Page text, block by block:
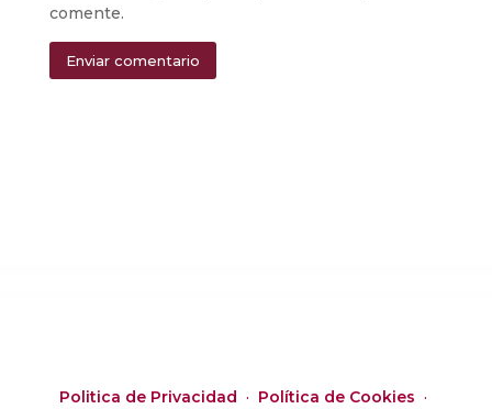
comente.
Enviar comentario
Politica de Privacidad · Política de Cookies ·